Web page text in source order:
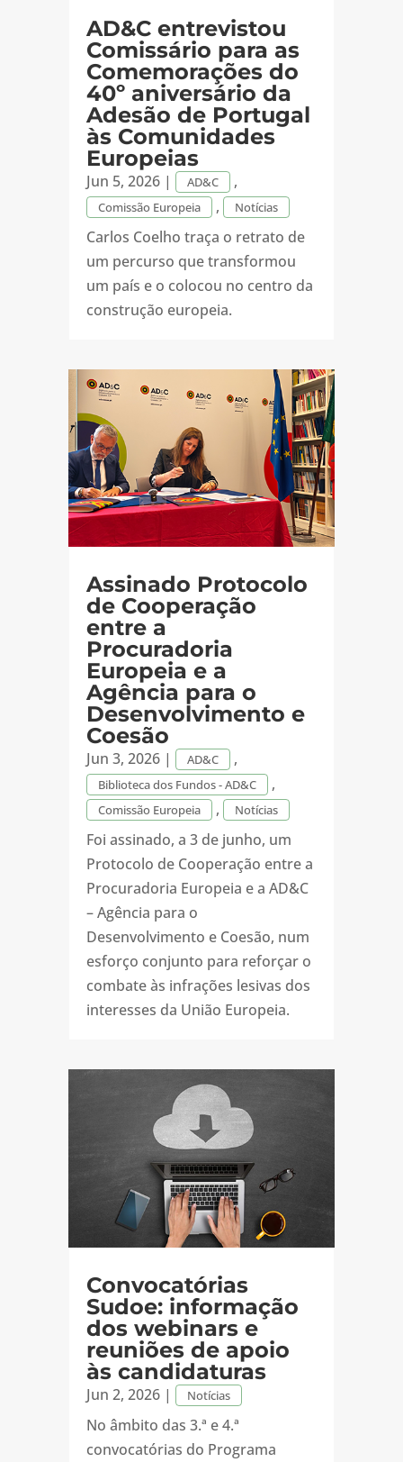
AD&C entrevistou
Comissário para as
Comemorações do
40º aniversário da
Adesão de Portugal
às Comunidades
Europeias
Jun 5, 2026| AD&C ,
Comissão Europeia , Notícias
Carlos Coelho traça o retrato de
um percurso que transformou
um país e o colocou no centro da
construção europeia.
Assinado Protocolo
de Cooperação
entre a
Procuradoria
Europeia e a
Agência para o
Desenvolvimento e
Coesão
Jun 3, 2026| AD&C ,
Biblioteca dos Fundos - AD&C ,
Comissão Europeia , Notícias
Foi assinado, a 3 de junho, um
Protocolo de Cooperação entre a
Procuradoria Europeia e a AD&C
– Agência para o
Desenvolvimento e Coesão, num
esforço conjunto para reforçar o
combate às infrações lesivas dos
interesses da União Europeia.
Convocatórias
Sudoe: informação
dos webinars e
reuniões de apoio
às candidaturas
Jun 2, 2026| Notícias
No âmbito das 3.ª e 4.ª
convocatórias do Programa